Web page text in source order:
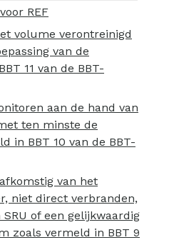
REF
volume verontreinigd
van de
11 van de BBT-
aan de hand van
ten minste de
in BBT 10 van de BBT-
van het
niet direct verbranden,
of een gelijkwaardig
zoals vermeld in BBT 9